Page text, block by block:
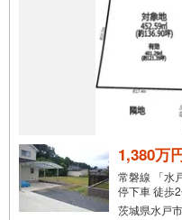
1,380万
常磐線 「水
停下車 徒
茨城県水戸